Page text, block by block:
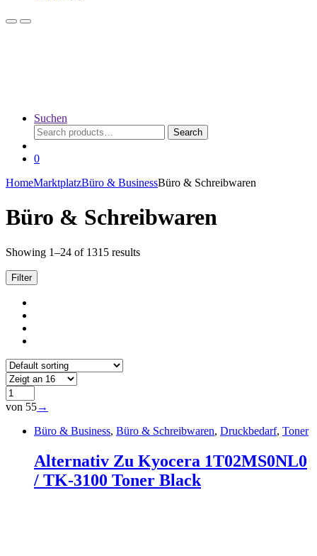
Suchen
Search
for:
Search
0
HomeMarktplatzBüro & BusinessBüro & Schreibwaren
Büro & Schreibwaren
Showing 1–24 of 1315 results
Filter
von 55→
Büro & Business, Büro & Schreibwaren, Druckbedarf, Toner
Alternativ Zu Kyocera 1T02MS0NL0
/ TK-3100 Toner Black